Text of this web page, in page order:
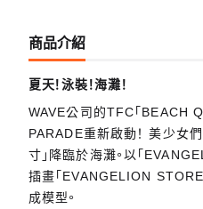
商品介紹
夏天！泳裝！海灘！
WAVE公司的TFC「BEACH
PARADE重新啟動！ 美少女
寸」降臨於海灘。以「
插畫「EVANGELION
成模型。